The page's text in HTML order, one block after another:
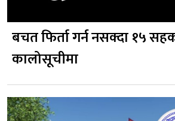
बचत फिर्ता गर्न नसक्दा १५
कालोसूचीमा